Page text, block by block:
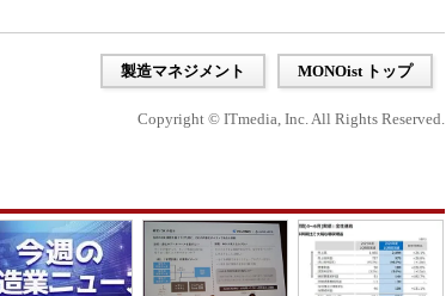
製造マネジメント MONOist トップ
Copyright © ITmedia, Inc. All Rights Reserved.